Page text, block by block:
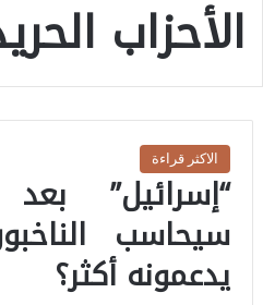
الأحزاب
الاكثر قراءة
“إسرائيل”
سيحاسب
يدعمونه أكثر؟